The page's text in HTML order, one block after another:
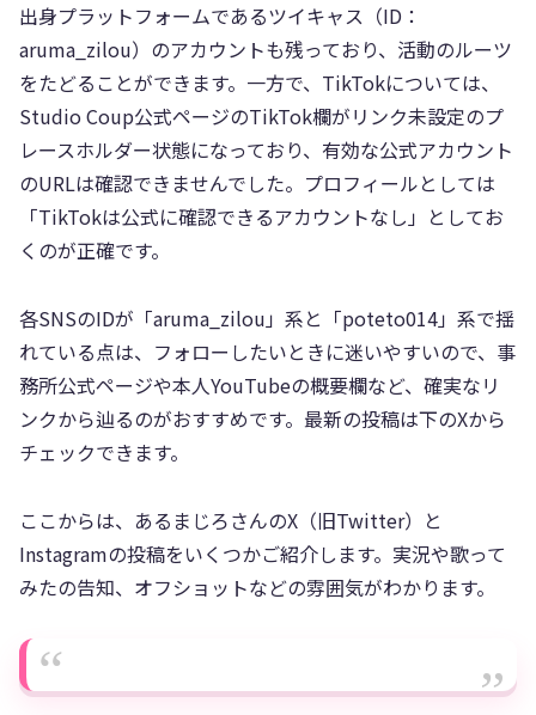
出身プラットフォームであるツイキャス（ID：
aruma_zilou）のアカウントも残っており、活動のルーツ
をたどることができます。一方で、TikTokについては、
Studio Coup公式ページのTikTok欄がリンク未設定のプ
レースホルダー状態になっており、有効な公式アカウント
のURLは確認できませんでした。プロフィールとしては
「TikTokは公式に確認できるアカウントなし」としてお
くのが正確です。
各SNSのIDが「aruma_zilou」系と「poteto014」系で揺
れている点は、フォローしたいときに迷いやすいので、事
務所公式ページや本人YouTubeの概要欄など、確実なリ
ンクから辿るのがおすすめです。最新の投稿は下のXから
チェックできます。
ここからは、あるまじろさんのX（旧Twitter）と
Instagramの投稿をいくつかご紹介します。実況や歌って
みたの告知、オフショットなどの雰囲気がわかります。